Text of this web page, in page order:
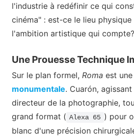
l'industrie à redéfinir ce qui
cinéma" : est-ce le lieu
l'ambition artistique qui compte?
Une Prouesse Technique
Sur le plan formel, Roma est une
monumentale. Cuarón,
directeur de la photographie,
grand format ( Alexa 65 ) pour
blanc d'une précision